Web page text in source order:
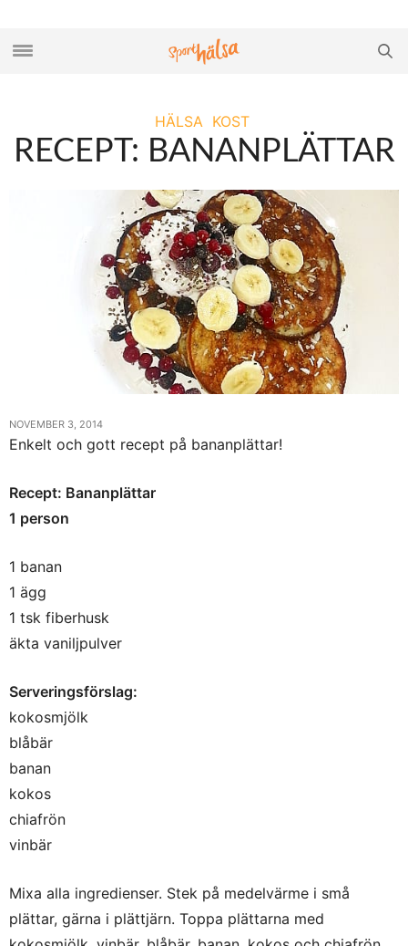
HÄLSA KOST
RECEPT: BANANPLÄTTAR
NOVEMBER 3, 2014
Enkelt och gott recept på bananplättar!
Recept: Bananplättar
1 person
1 banan
1 ägg
1 tsk fiberhusk
äkta vaniljpulver
Serveringsförslag:
kokosmjölk
blåbär
banan
kokos
chiafrön
vinbär
Mixa alla ingredienser. Stek på medelvärme i små
plättar, gärna i plättjärn. Toppa plättarna med